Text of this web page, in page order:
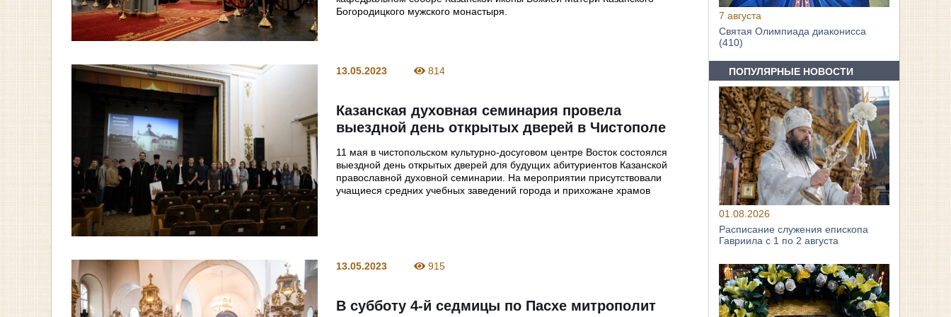
Богородицкого мужского монастыря.
13.05.2023 814
Казанская духовная семинария провела
выездной день открытых дверей в Чистополе
11 мая в чистопольском культурно-досуговом центре Восток состоялся
выездной день открытых дверей для будущих абитуриентов Казанской
православной духовной семинарии. На мероприятии присутствовали
учащиеся средних учебных заведений города и прихожане храмов
13.05.2023 915
В субботу 4-й седмицы по Пасхе митрополит
7 августа
Святая Олимпиада диаконисса
(410)
ПОПУЛЯРНЫЕ НОВОСТИ
01.08.2026
Расписание служения епископа
Гавриила с 1 по 2 августа